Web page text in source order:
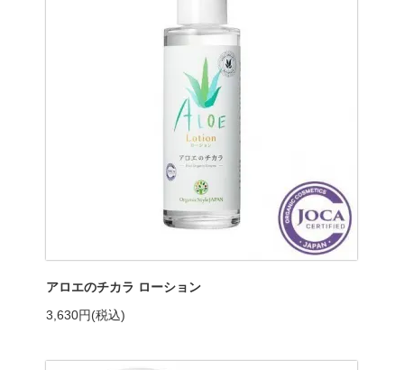
アロエのチカラ ローション
3,630円(税込)